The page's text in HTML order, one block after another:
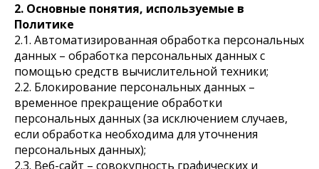
2. Основные понятия, используемые в
Политике
2.1. Автоматизированная обработка персональных
данных – обработка персональных данных с
помощью средств вычислительной техники;
2.2. Блокирование персональных данных –
временное прекращение обработки
персональных данных (за исключением случаев,
если обработка необходима для уточнения
персональных данных);
2.3. Веб-сайт – совокупность графических и